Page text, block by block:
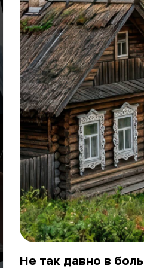
Не так давно в